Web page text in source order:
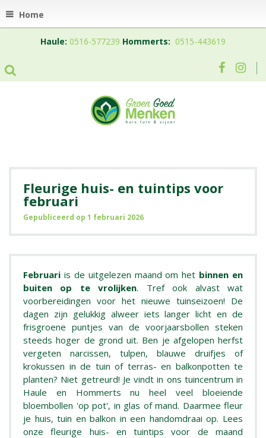
Home
Haule: 0516-577239 Hommerts: 0515-443619
Fleurige huis- en tuintips voor
februari
Gepubliceerd op 1 februari 2026
Februari is de uitgelezen maand om het binnen en
buiten op te vrolijken. Tref ook alvast wat
voorbereidingen voor het nieuwe tuinseizoen! De
dagen zijn gelukkig alweer iets langer licht en de
frisgroene puntjes van de voorjaarsbollen steken
steeds hoger de grond uit. Ben je afgelopen herfst
vergeten narcissen, tulpen, blauwe druifjes of
krokussen in de tuin of terras- en balkonpotten te
planten? Niet getreurd! Je vindt in ons tuincentrum in
Haule en Hommerts nu heel veel bloeiende
bloembollen 'op pot', in glas of mand. Daarmee fleur
je huis, tuin en balkon in een handomdraai op. Lees
onze fleurige huis- en tuintips voor de maand